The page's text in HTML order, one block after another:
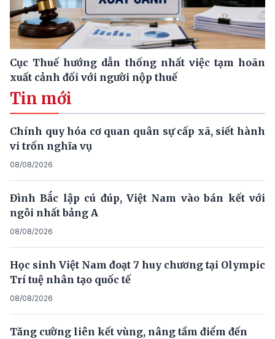
Cục Thuế hướng dẫn thống nhất việc tạm hoãn
xuất cảnh đối với người nộp thuế
Tin mới
Chính quy hóa cơ quan quân sự cấp xã, siết hành
vi trốn nghĩa vụ
08/08/2026
Đình Bắc lập cú đúp, Việt Nam vào bán kết với
ngôi nhất bảng A
08/08/2026
Học sinh Việt Nam đoạt 7 huy chương tại Olympic
Trí tuệ nhân tạo quốc tế
08/08/2026
Tăng cường liên kết vùng, nâng tầm điểm đến